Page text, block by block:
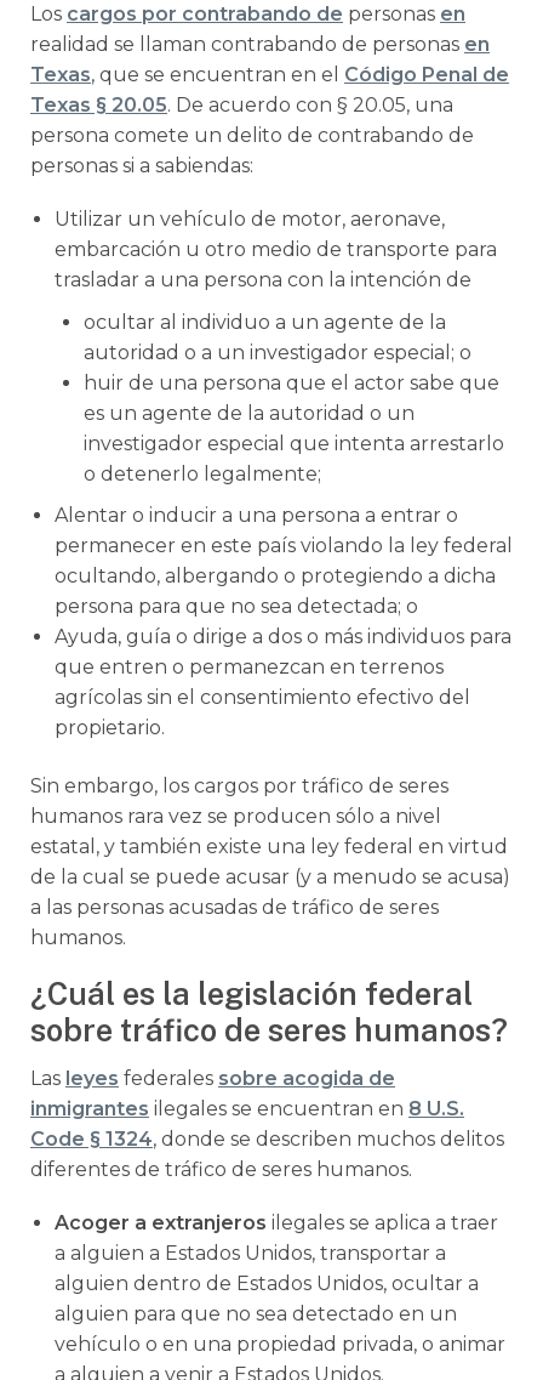
Los cargos por contrabando de personas en
realidad se llaman contrabando de personas en
Texas, que se encuentran en el Código Penal de
Texas § 20.05. De acuerdo con § 20.05, una
persona comete un delito de contrabando de
personas si a sabiendas:
Utilizar un vehículo de motor, aeronave,
embarcación u otro medio de transporte para
trasladar a una persona con la intención de
ocultar al individuo a un agente de la
autoridad o a un investigador especial; o
huir de una persona que el actor sabe que
es un agente de la autoridad o un
investigador especial que intenta arrestarlo
o detenerlo legalmente;
Alentar o inducir a una persona a entrar o
permanecer en este país violando la ley federal
ocultando, albergando o protegiendo a dicha
persona para que no sea detectada; o
Ayuda, guía o dirige a dos o más individuos para
que entren o permanezcan en terrenos
agrícolas sin el consentimiento efectivo del
propietario.
Sin embargo, los cargos por tráfico de seres
humanos rara vez se producen sólo a nivel
estatal, y también existe una ley federal en virtud
de la cual se puede acusar (y a menudo se acusa)
a las personas acusadas de tráfico de seres
humanos.
¿Cuál es la legislación federal
sobre tráfico de seres humanos?
Las leyes federales sobre acogida de
inmigrantes ilegales se encuentran en 8 U.S.
Code § 1324, donde se describen muchos delitos
diferentes de tráfico de seres humanos.
Acoger a extranjeros ilegales se aplica a traer
a alguien a Estados Unidos, transportar a
alguien dentro de Estados Unidos, ocultar a
alguien para que no sea detectado en un
vehículo o en una propiedad privada, o animar
a alguien a venir a Estados Unidos.